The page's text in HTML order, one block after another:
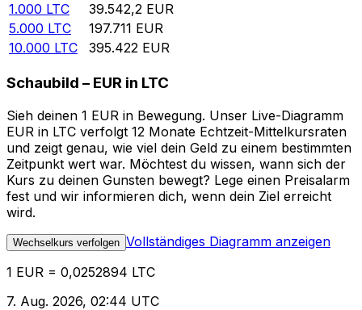
1.000 LTC 39.542,2 EUR
5.000 LTC 197.711 EUR
10.000 LTC 395.422 EUR
Schaubild – EUR in LTC
Sieh deinen 1 EUR in Bewegung. Unser Live-Diagramm
EUR in LTC verfolgt 12 Monate Echtzeit-Mittelkursraten
und zeigt genau, wie viel dein Geld zu einem bestimmten
Zeitpunkt wert war. Möchtest du wissen, wann sich der
Kurs zu deinen Gunsten bewegt? Lege einen Preisalarm
fest und wir informieren dich, wenn dein Ziel erreicht
wird.
Wechselkurs verfolgen Vollständiges Diagramm anzeigen
1 EUR = 0,0252894 LTC
7. Aug. 2026, 02:44 UTC